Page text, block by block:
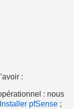
:
: nous
Installer pfSense ;